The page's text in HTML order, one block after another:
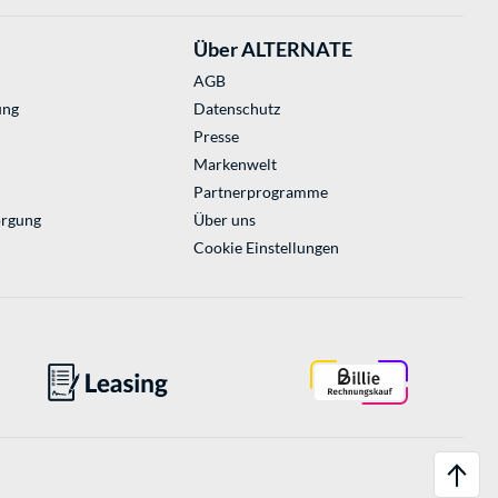
Über ALTERNATE
AGB
Datenschutz
Presse
Markenwelt
Partnerprogramme
Über uns
Cookie Einstellungen